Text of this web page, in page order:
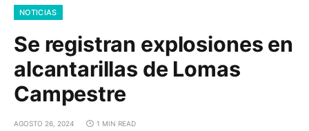
NOTICIAS
Se registran explosiones en
alcantarillas de Lomas
Campestre
AGOSTO 26, 2024 1 MIN READ